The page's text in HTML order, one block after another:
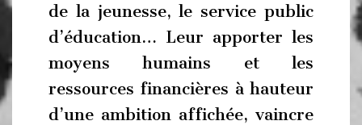
de la jeunesse, le service public
d’éducation… Leur apporter les
moyens humains et les
ressources financières à hauteur
d’une ambition affichée, vaincre